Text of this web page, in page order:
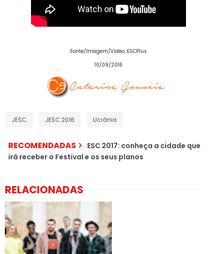
Fonte/Imagem/Vídeo: ESCPlus
10/09/2016
JESC JESC 2016 Ucrânia
RECOMENDADAS
ESC 2017: conheça a cidade que
irá receber o Festival e os seus planos
RELACIONADAS